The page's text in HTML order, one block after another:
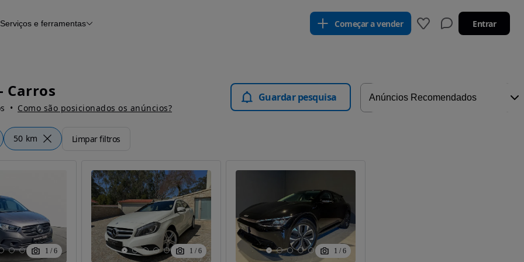
Serviços e ferramentas Começar a vender Entrar
Carros
Como são posicionados os anúncios?
Guardar pesquisa
50 km Limpar filtros
1 / 6 1 / 6 1 / 6